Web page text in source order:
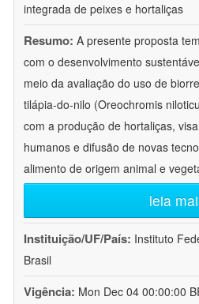
integrada de peixes e hortaliças
Resumo: A presente proposta
com o desenvolvimento
meio da avaliação do uso de
tilápia-do-nilo (Oreochromis
com a produção de hortaliças,
humanos e difusão de novas
alimento de origem animal e
leia
Instituição/UF/País: Instituto
Brasil
Vigência: Mon Dec 04 00:00:00